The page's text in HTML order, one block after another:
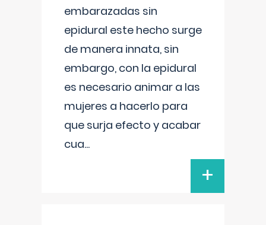
embarazadas sin
epidural este hecho surge
de manera innata, sin
embargo, con la epidural
es necesario animar a las
mujeres a hacerlo para
que surja efecto y acabar
cua...
+